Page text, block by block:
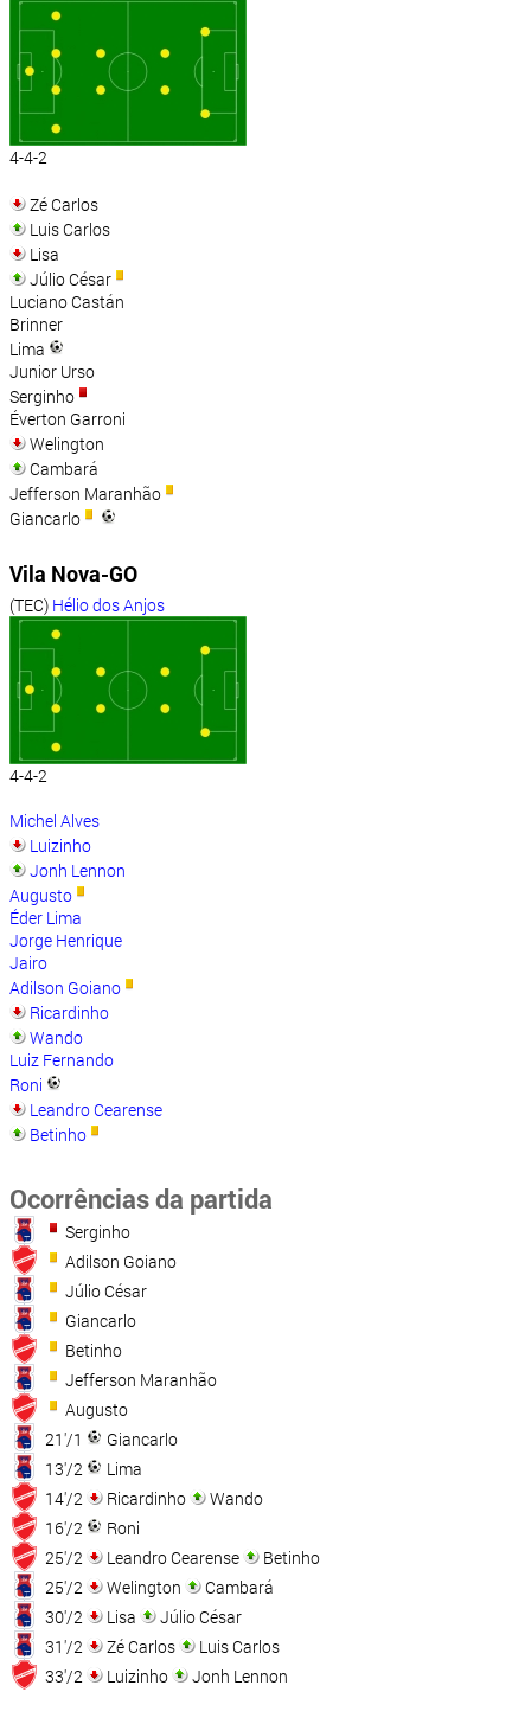
4-4-2
Zé Carlos
Luis Carlos
Lisa
Júlio César
Luciano Castán
Brinner
Lima
Junior Urso
Serginho
Éverton Garroni
Welington
Cambará
Jefferson Maranhão
Giancarlo
Vila Nova-GO
(TEC) Hélio dos Anjos
4-4-2
Michel Alves
Luizinho
Jonh Lennon
Augusto
Éder Lima
Jorge Henrique
Jairo
Adilson Goiano
Ricardinho
Wando
Luiz Fernando
Roni
Leandro Cearense
Betinho
Ocorrências da partida
Serginho
Adilson Goiano
Júlio César
Giancarlo
Betinho
Jefferson Maranhão
Augusto
21'/1
Giancarlo
13'/2
Lima
14'/2
Ricardinho
Wando
16'/2
Roni
25'/2
Leandro Cearense
Betinho
25'/2
Welington
Cambará
30'/2
Lisa
Júlio César
31'/2
Zé Carlos
Luis Carlos
33'/2
Luizinho Jonh Lennon